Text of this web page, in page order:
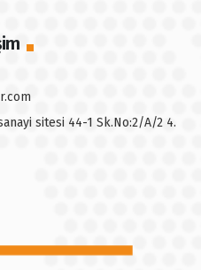
sitesi 44-1 Sk.No:2/A/2 4.